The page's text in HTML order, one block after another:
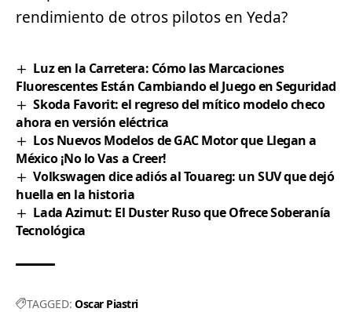
rendimiento de otros pilotos en Yeda?
Luz en la Carretera: Cómo las Marcaciones
Fluorescentes Están Cambiando el Juego en Seguridad
Skoda Favorit: el regreso del mítico modelo checo
ahora en versión eléctrica
Los Nuevos Modelos de GAC Motor que Llegan a
México ¡No lo Vas a Creer!
Volkswagen dice adiós al Touareg: un SUV que dejó
huella en la historia
Lada Azimut: El Duster Ruso que Ofrece Soberanía
Tecnológica
TAGGED: Oscar Piastri